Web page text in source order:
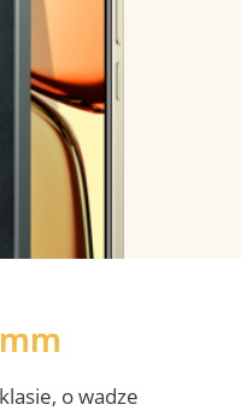
o wadze